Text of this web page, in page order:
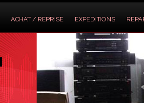
ACHAT / REPRISE EXPEDITIONS